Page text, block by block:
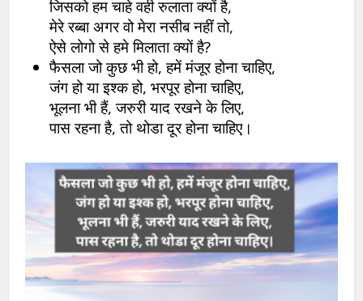
जिसको हम चाहे वही रुलाता क्यों है,
मेरे रब्बा अगर वो मेरा नसीब नहीं तो,
ऐसे लोगो से हमे मिलाता क्यों है?
फैसला जो कुछ भी हो, हमें मंजूर होना चाहिए,
जंग हो या इश्क हो, भरपूर होना चाहिए,
भूलना भी हैं, जरुरी याद रखने के लिए,
पास रहना है, तो थोडा दूर होना चाहिए।